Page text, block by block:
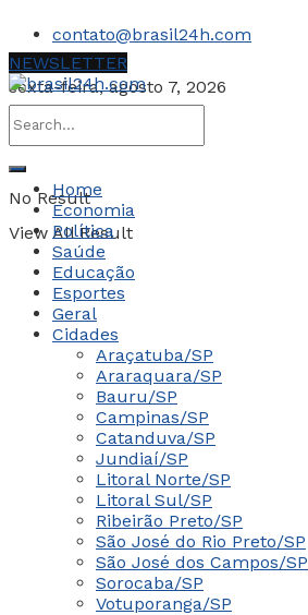
contato@brasil24h.com
sexta-feira, agosto 7, 2026
No Result
View All Result
NEWSLETTER
Home
Economia
Política
Saúde
Educação
Esportes
Geral
Cidades
Araçatuba/SP
Araraquara/SP
Bauru/SP
Campinas/SP
Catanduva/SP
Jundiaí/SP
Litoral Norte/SP
Litoral Sul/SP
Ribeirão Preto/SP
São José do Rio Preto/SP
São José dos Campos/SP
Sorocaba/SP
Votuporanga/SP